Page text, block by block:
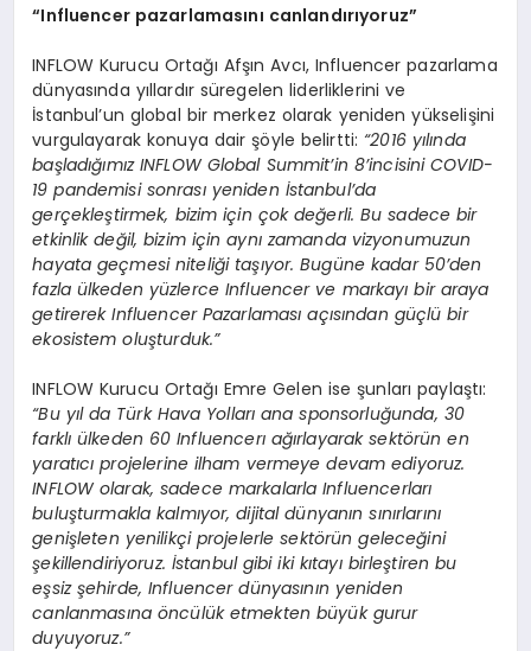
“Influencer pazarlamasını canlandırıyoruz”
INFLOW Kurucu Ortağı Afşın Avcı, Influencer pazarlama
dünyasında yıllardır süregelen liderliklerini ve
İstanbul’un global bir merkez olarak yeniden yükselişini
vurgulayarak konuya dair şöyle belirtti: “2016 yılında
başladığımız INFLOW Global Summit’in 8’incisini COVID-
19 pandemisi sonrası yeniden İstanbul’da
gerçekleştirmek, bizim için çokdeğerli. Bu sadece bir
etkinlik değil, bizim için aynı zamanda vizyonumuzun
hayata geçmesi niteliği taşıyor. Bugüne kadar 50’den
fazla ülkeden yüzlerce Influencer ve markayı bir araya
getirerek Influencer Pazarlaması açısından güçlü bir
ekosistem oluşturduk.”
INFLOW Kurucu Ortağı Emre Gelen ise şunları paylaştı:
“Bu yıl da Türk Hava Yolları ana sponsorluğunda, 30
farklı ülkeden 60 Influencerı ağırlayarak sektörün en
yaratıcı projelerine ilham vermeye devam ediyoruz.
INFLOW olarak, sadece markalarla Influencerları
buluşturmakla kalmıyor, dijital dünyanın sınırlarını
genişleten yenilikçi projelerle sektörün geleceğini
şekillendiriyoruz. İstanbul gibi iki kıtayı birleştiren bu
eşsiz şehirde, Influencer dünyasının yeniden
canlanmasına öncülük etmekten büyük gurur
duyuyoruz.”